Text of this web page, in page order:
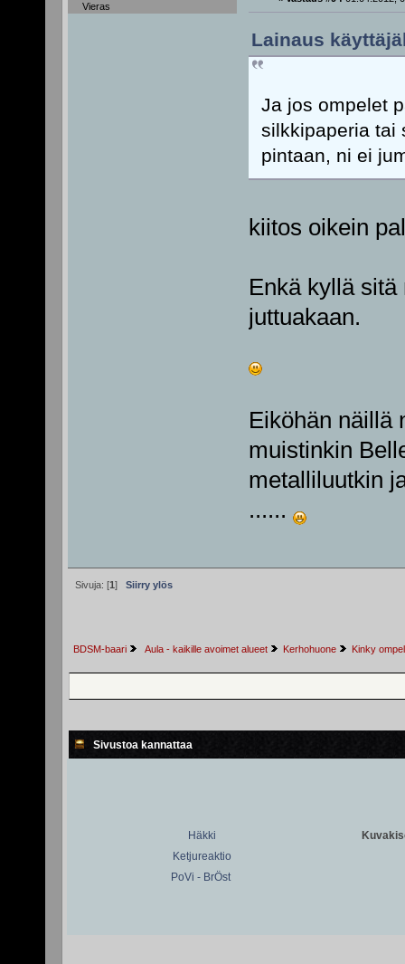
Vieras
Lainaus
Ja jos ompelet
silkkipaperia tai
pintaan, ni ei
kiitos oikein
Enkä kyllä
juttuakaan.
Eiköhän näillä
muistinkin
metalliluutkin
......
Sivuja: [1] Siirry ylös
BDSM-baari Aula - kaikille avoimet alueet Kerhohuone Kinky
Sivustoa kannattaa
Häkki
Ketjureaktio
PoVi - BrÖst